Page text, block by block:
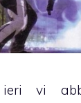
ieri vi